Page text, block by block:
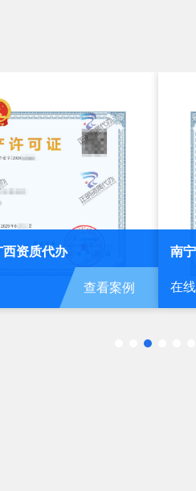
资质代办
查看案例
南
在